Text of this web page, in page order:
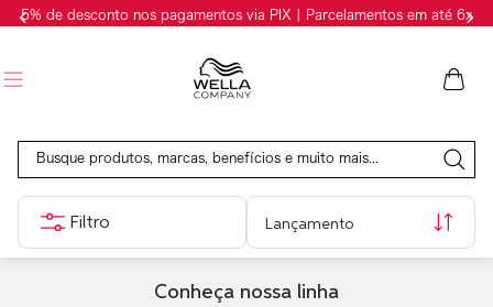
5% de desconto nos pagamentos via PIX | Parcelamentos em até 6x
Busque produtos, marcas, benefícios e muito mais...
Lançamento
Conheça nossa linha